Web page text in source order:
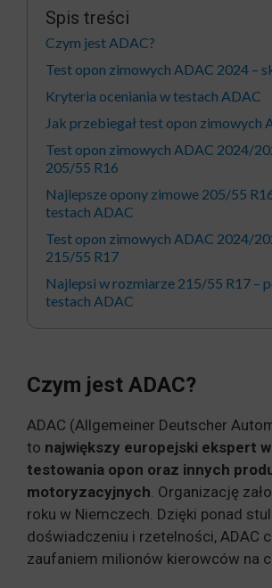
Spis treści
Czym jest ADAC?
Test opon zimowych ADAC 2024 –
Kryteria oceniania w testach ADAC
Jak przebiegał test opon zimowych
Test opon zimowych ADAC 2024/
205/55 R16
Najlepsze opony zimowe 205/55
testach ADAC
Test opon zimowych ADAC 2024/
215/55 R17
Najlepsi w rozmiarze 215/55 R17 –
testach ADAC
Czym jest ADAC?
ADAC (Allgemeiner Deutscher
to największy europejski ekspert
testowania opon oraz innych
motoryzacyjnych . Organizację
roku w Niemczech. Dzięki ponad
doświadczeniu i rzetelności, ADAC
zaufaniem milionów kierowców na